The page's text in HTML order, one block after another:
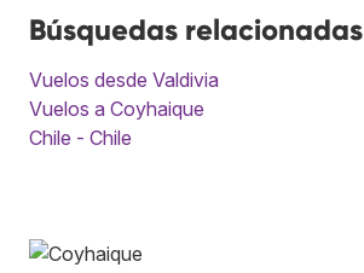
Búsquedas relacionadas
Vuelos desde Valdivia
Vuelos a Coyhaique
Chile - Chile